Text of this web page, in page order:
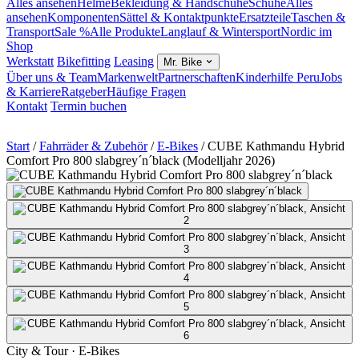
Alles ansehenHelmeBekleidung & HandschuheSchuheAlles
ansehenKomponentenSättel & KontaktpunkteErsatzteileTaschen &
TransportSale %Alle ProdukteLanglauf & WintersportNordic im
Shop
Werkstatt Bikefitting Leasing Mr. Bike
Über uns & TeamMarkenweltPartnerschaftenKinderhilfe PeruJobs
& KarriereRatgeberHäufige Fragen
Kontakt Termin buchen
Start / Fahrräder & Zubehör / E-Bikes /CUBE Kathmandu Hybrid
Comfort Pro 800 slabgrey´n´black (Modelljahr 2026)
City & Tour · E-Bikes